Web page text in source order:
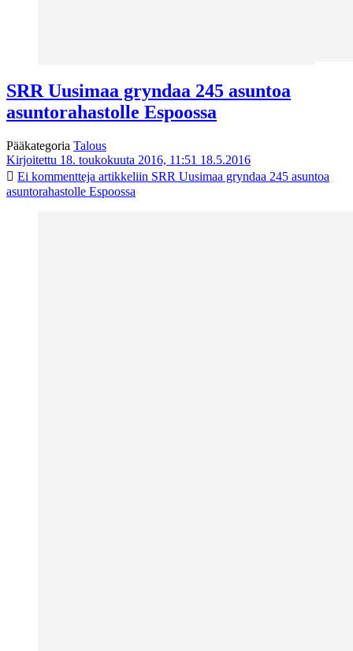
SRR Uusimaa gryndaa 245 asuntoa
asuntorahastolle Espoossa
Pääkategoria Talous
Kirjoitettu 18. toukokuuta 2016, 11:51 18.5.2016
Ei kommentteja artikkeliin SRR Uusimaa gryndaa 245 asuntoa
asuntorahastolle Espoossa